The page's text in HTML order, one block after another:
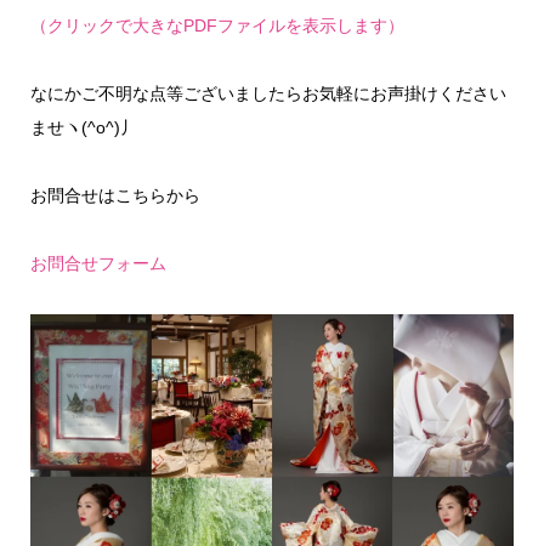
（クリックで大きなPDFファイルを表示します）
なにかご不明な点等ございましたらお気軽にお声掛けください
ませヽ(^o^)丿
お問合せはこちらから
お問合せフォーム